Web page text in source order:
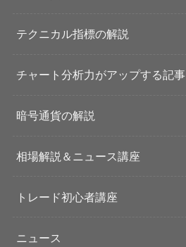
テクニカル指標の解説
チャート分析力がアップする記事
暗号通貨の解説
相場解説＆ニュース講座
トレード初心者講座
ニュース